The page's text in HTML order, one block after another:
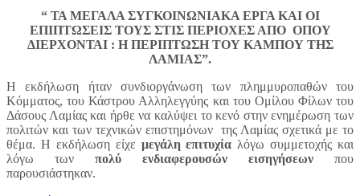
“ ΤΑ ΜΕΓΑΛΑ ΣΥΓΚΟΙΝΩΝΙΑΚΑ ΕΡΓΑ ΚΑΙ ΟΙ
ΕΠΙΠΤΩΣΕΙΣ ΤΟΥΣ ΣΤΙΣ ΠΕΡΙΟΧΕΣ ΑΠΟ ΟΠΟΥ
ΔΙΕΡΧΟΝΤΑΙ : Η ΠΕΡΙΠΤΩΣΗ ΤΟΥ ΚΑΜΠΟΥ ΤΗΣ
ΛΑΜΙΑΣ”.
Η εκδήλωση ήταν συνδιοργάνωση των πλημμυροπαθών του
Κόμματος, του Κάστρου Αλληλεγγύης και του Ομίλου Φίλων του
Δάσους Λαμίας και ήρθε να καλύψει το κενό στην ενημέρωση των
πολιτών και των τεχνικών επιστημόνων της Λαμίας σχετικά με το
θέμα. Η εκδήλωση είχε μεγάλη επιτυχία λόγω συμμετοχής και
λόγω των πολύ ενδιαφερουσών εισηγήσεων που
παρουσιάστηκαν.